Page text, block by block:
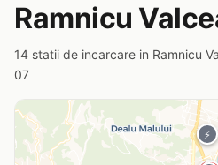
Ramnicu
14 statii de incarcare in Ramnicu
07
⚡